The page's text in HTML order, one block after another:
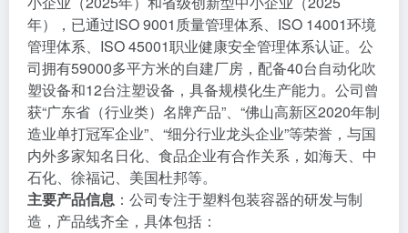
年），已通过ISO 9001质量管理体系、ISO 14001环境
管理体系、ISO 45001职业健康安全管理体系认证。公
司拥有59000多平方米的自建厂房，配备40台自动化吹
塑设备和12台注塑设备，具备规模化生产能力。公司曾
获“广东省（行业类）名牌产品”、“佛山高新区2020年制
造业单打冠军企业”、“细分行业龙头企业”等荣誉，与国
内外多家知名日化、食品企业有合作关系，如海天、中
石化、徐福记、美国杜邦等。
主要产品信息 ：公司专注于塑料包装容器的研发与制
造，产品线齐全，具体包括：